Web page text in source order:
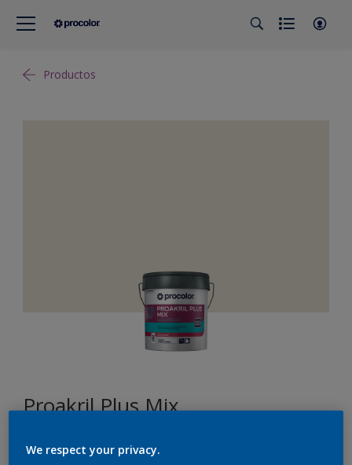
Productos
Proakril Plus Mix
F8.03.85
We respect your privacy.